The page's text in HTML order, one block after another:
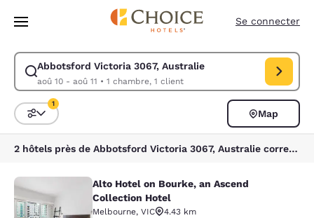
Sauter à Contenu Principal
Se connecter
Abbotsford Victoria 3067, Australie
aoû 10 - aoû 11 • 1 chambre, 1 client
Modifier la recherche pour Abbotsford Victoria 3067, Australie. Date
Triez et filtrez
1
Map
2 hôtels près de Abbotsford Victoria 3067, Australie correspondent à vos filtres
Alto Hotel on Bourke, an Ascend
Alto Hotel on Bourke, an Ascend
Collection Hotel
Melbourne, VIC
4.43 km